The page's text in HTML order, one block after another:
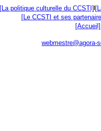
[La politique culturelle du CCSTI]
[Le CCSTI et ses
[Accueil]
webmestre@agora-